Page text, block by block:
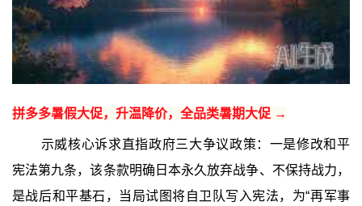
拼多多暑假大促，升温降价，全品类暑期大促 →
示威核心诉求直指政府三大争议政策：一是修改和平
宪法第九条，该条款明确日本永久放弃战争、不保持战力，
是战后和平基石，当局试图将自卫队写入宪法，为“再军事